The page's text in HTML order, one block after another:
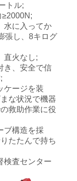
トル;
≥2000N;
水に入ってか
張し、8キログ
直火なし;
き、安全で信
ケージを装
な状況で機器
救助作業に役
ブ構造を採
たたんで持ち
検査センター